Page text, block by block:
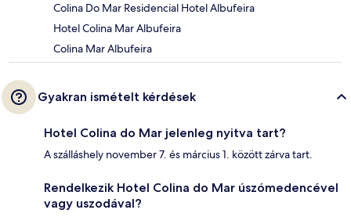
Colina Do Mar Residencial Hotel Albufeira
Hotel Colina Mar Albufeira
Colina Mar Albufeira
Gyakran ismételt kérdések
Hotel Colina do Mar jelenleg nyitva tart?
A szálláshely november 7. és március 1. között zárva tart.
Rendelkezik Hotel Colina do Mar úszómedencével
vagy uszodával?